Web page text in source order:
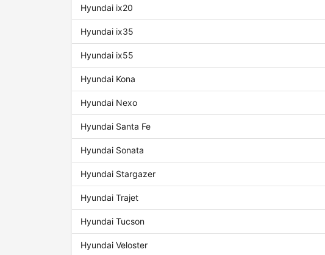
Hyundai ix20
Hyundai ix35
Hyundai ix55
Hyundai Kona
Hyundai Nexo
Hyundai Santa Fe
Hyundai Sonata
Hyundai Stargazer
Hyundai Trajet
Hyundai Tucson
Hyundai Veloster